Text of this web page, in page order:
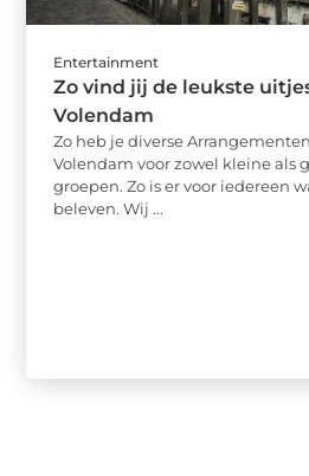
Entertainment
Zo vind jij de leukste
Volendam
Zo heb je diverse
Volendam voor zowel kleine als
groepen. Zo is er voor iedereen
beleven. Wij ...